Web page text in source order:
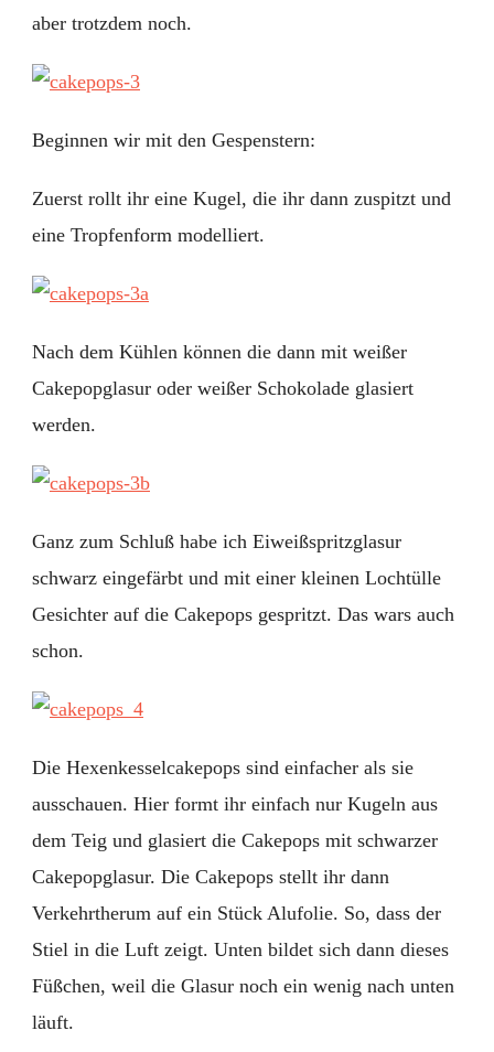
aber trotzdem noch.
Beginnen wir mit den Gespenstern:
Zuerst rollt ihr eine Kugel, die ihr dann zuspitzt und
eine Tropfenform modelliert.
Nach dem Kühlen können die dann mit weißer
Cakepopglasur oder weißer Schokolade glasiert
werden.
Ganz zum Schluß habe ich Eiweißspritzglasur
schwarz eingefärbt und mit einer kleinen Lochtülle
Gesichter auf die Cakepops gespritzt. Das wars auch
schon.
Die Hexenkesselcakepops sind einfacher als sie
ausschauen. Hier formt ihr einfach nur Kugeln aus
dem Teig und glasiert die Cakepops mit schwarzer
Cakepopglasur. Die Cakepops stellt ihr dann
Verkehrtherum auf ein Stück Alufolie. So, dass der
Stiel in die Luft zeigt. Unten bildet sich dann dieses
Füßchen, weil die Glasur noch ein wenig nach unten
läuft.